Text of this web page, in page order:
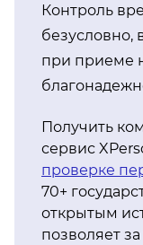
Контроль
при приеме
Получить
сервис
проверке
70+
открытым
позволяет